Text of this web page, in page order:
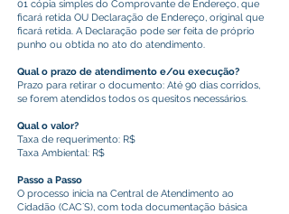
01 cópia simples do Comprovante de Endereço, que
ficará retida OU Declaração de Endereço, original que
ficará retida. A Declaração pode ser feita de próprio
punho ou obtida no ato do atendimento.
Qual o prazo de atendimento e/ou execução?
Prazo para retirar o documento: Até 90 dias corridos,
se forem atendidos todos os quesitos necessários.
Qual o valor?
Taxa de requerimento: R$
Taxa Ambiental: R$
Passo a Passo
O processo inicia na Central de Atendimento ao
Cidadão (CAC´S), com toda documentação básica